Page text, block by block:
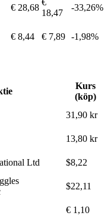
€ 28,68
18,47
-33,26%
€ 8,44 € 7,89 -1,98%
Kurs
(köp)
31,90 kr
13,80 kr
Ltd
$8,22
$22,11
€ 1,10